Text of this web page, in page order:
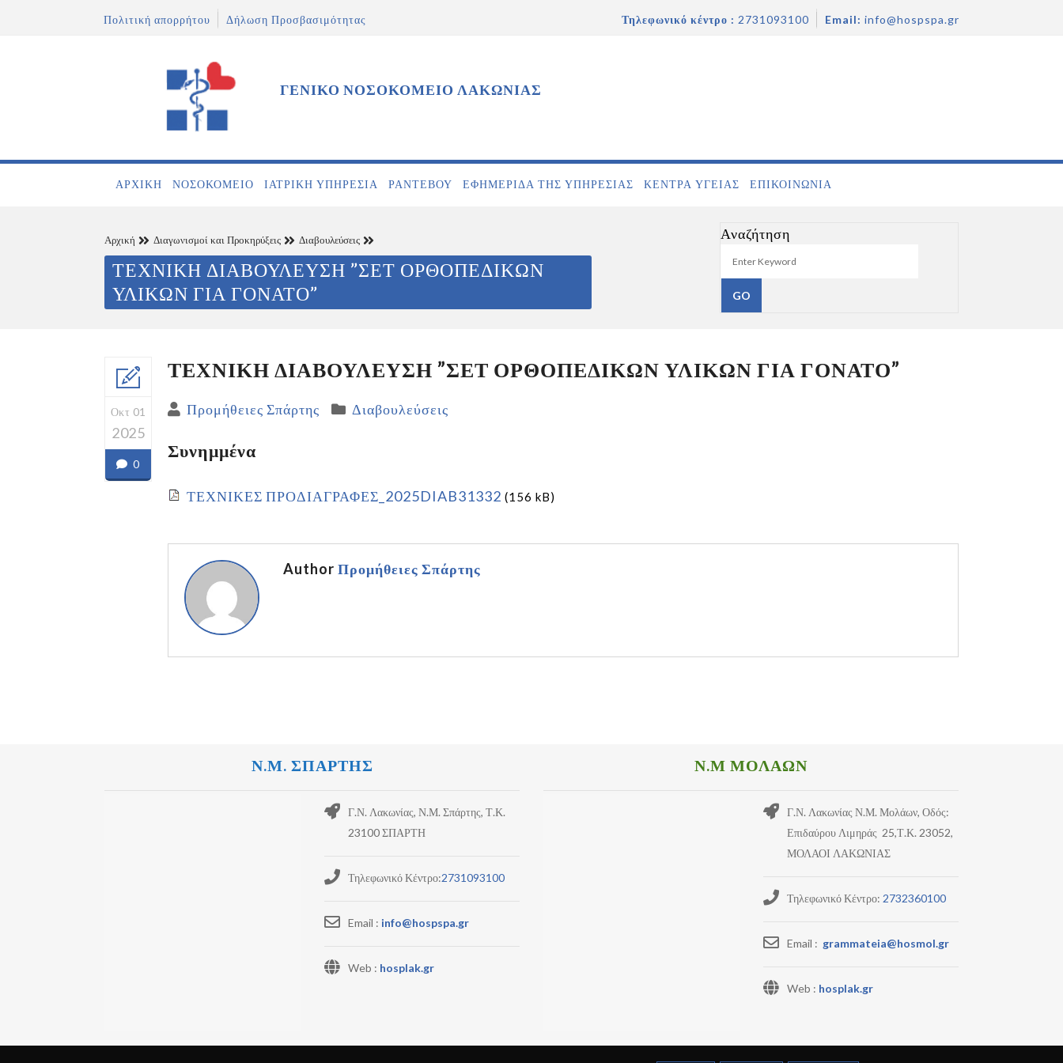
Πολιτική απορρήτου Δήλωση Προσβασιμότητας Τηλεφωνικό κέντρο : 2731093100 Email: info@hospspa.gr
ΓΕΝΙΚΟ ΝΟΣΟΚΟΜΕΙΟ ΛΑΚΩΝΙΑΣ
ΑΡΧΙΚΉ ΝΟΣΟΚΟΜΕΊΟ ΙΑΤΡΙΚΉ ΥΠΗΡΕΣΊΑ ΡΑΝΤΕΒΟΎ ΕΦΗΜΕΡΊΔΑ ΤΗΣ ΥΠΗΡΕΣΊΑΣ ΚΕΝΤΡΑ ΥΓΕΙΑΣ ΕΠΙΚΟΙΝΩΝΊΑ
Αρχική Διαγωνισμοί και Προκηρύξεις Διαβουλεύσεις
ΤΕΧΝΙΚΗ ΔΙΑΒΟΥΛΕΥΣΗ ”ΣΕΤ ΟΡΘΟΠΕΔΙΚΩΝ
ΥΛΙΚΩΝ ΓΙΑ ΓΟΝΑΤΟ”
Αναζήτηση
Οκτ 01
2025
0
ΤΕΧΝΙΚΗ ΔΙΑΒΟΥΛΕΥΣΗ ”ΣΕΤ ΟΡΘΟΠΕΔΙΚΩΝ ΥΛΙΚΩΝ ΓΙΑ ΓΟΝΑΤΟ”
Προμήθειες Σπάρτης Διαβουλεύσεις
Συνημμένα
ΤΕΧΝΙΚΕΣ ΠΡΟΔΙΑΓΡΑΦΕΣ_2025DIAB31332 (156 kB)
Author Προμήθειες Σπάρτης
Ν.Μ. ΣΠΑΡΤΗΣ Ν.Μ ΜΟΛΑΩΝ
Γ.Ν. Λακωνίας, Ν.Μ. Σπάρτης, Τ.Κ.
23100 ΣΠΑΡΤΗ
Τηλεφωνικό Κέντρο:2731093100
Email : info@hospspa.gr
Web : hosplak.gr
Γ.Ν. Λακωνίας Ν.Μ. Μολάων, Οδός:
Επιδαύρου Λιμηράς 25,Τ.Κ. 23052,
ΜΟΛΑΟΙ ΛΑΚΩΝΙΑΣ
Τηλεφωνικό Κέντρο: 2732360100
Email : grammateia@hosmol.gr
Web : hosplak.gr